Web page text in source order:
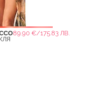
89.90 €/175.83 ЛВ.